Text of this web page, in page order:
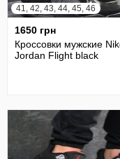
41, 42, 43, 44, 45, 46
1650 грн
Кроссовки мужские
Jordan Flight black